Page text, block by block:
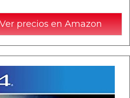
precios en Amazon